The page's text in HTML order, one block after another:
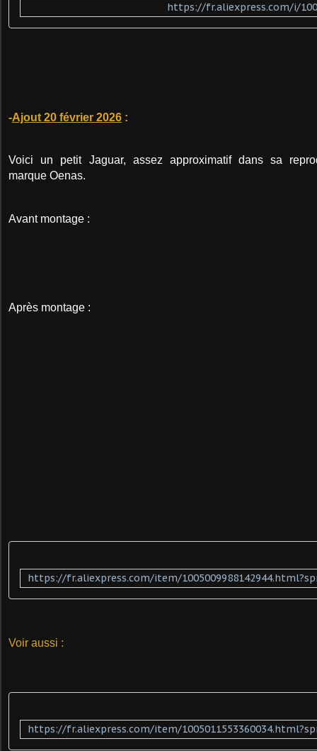
https://fr.aliexpress.com/i/
-Ajout 20 février 2026 :
Voici un petit Jaguar, assez approximatif dans sa
marque Oenas.
Avant montage :
Après montage :
Voir aussi :